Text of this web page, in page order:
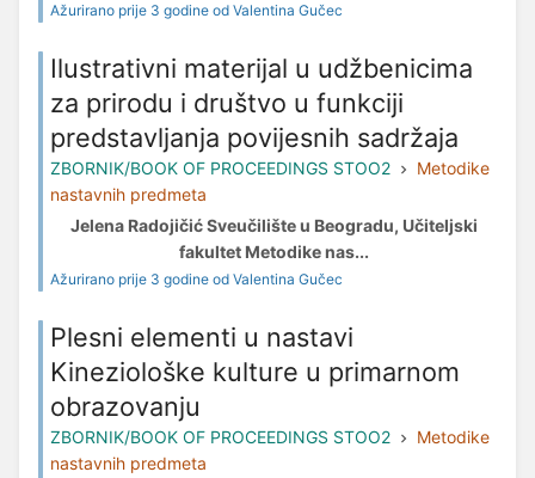
Ažurirano prije 3 godine od Valentina Gučec
Ilustrativni materijal u udžbenicima
za prirodu i društvo u funkciji
predstavljanja povijesnih sadržaja
ZBORNIK/BOOK OF PROCEEDINGS STOO2
Metodike
nastavnih predmeta
Jelena Radojičić Sveučilište u Beogradu, Učiteljski
fakultet Metodike nas...
Ažurirano prije 3 godine od Valentina Gučec
Plesni elementi u nastavi
Kineziološke kulture u primarnom
obrazovanju
ZBORNIK/BOOK OF PROCEEDINGS STOO2
Metodike
nastavnih predmeta